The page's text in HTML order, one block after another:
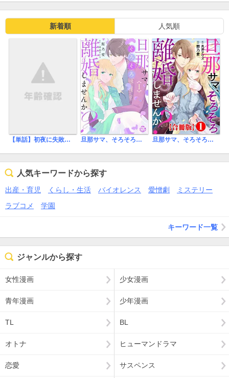
新着順 人気順
【単話】初夜に失敗した有能王は初心な新妻を溺愛したい 国王陛下、エッチな本音が丸聞こえです！ 旦那サマ、そろそろ離婚しませんか？【単行本版】 旦那サマ、そろそろ離婚しませんか？【合冊版】
人気キーワードから探す
出産・育児 くらし・生活 バイオレンス 愛憎劇
ミステリー
ラブコメ
学園
キーワード一覧
ジャンルから探す
女性漫画 少女漫画
青年漫画 少年漫画
TL BL
オトナ ヒューマンドラマ
恋愛 サスペンス